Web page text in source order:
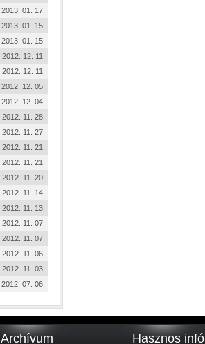
2013. 01. 17.
2013. 01. 15.
2013. 01. 15.
2012. 12. 11.
2012. 12. 11.
2012. 12. 05.
2012. 12. 04.
2012. 11. 28.
2012. 11. 27.
2012. 11. 21.
2012. 11. 21.
2012. 11. 20.
2012. 11. 14.
2012. 11. 13.
2012. 11. 07.
2012. 11. 07.
2012. 11. 06.
2012. 11. 03.
2012. 07. 06.
Archívum Hasznos infó